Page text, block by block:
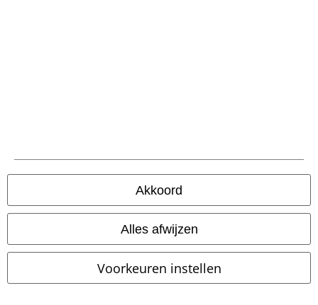
Akkoord
Alles afwijzen
Voorkeuren instellen
Betaalmethodes